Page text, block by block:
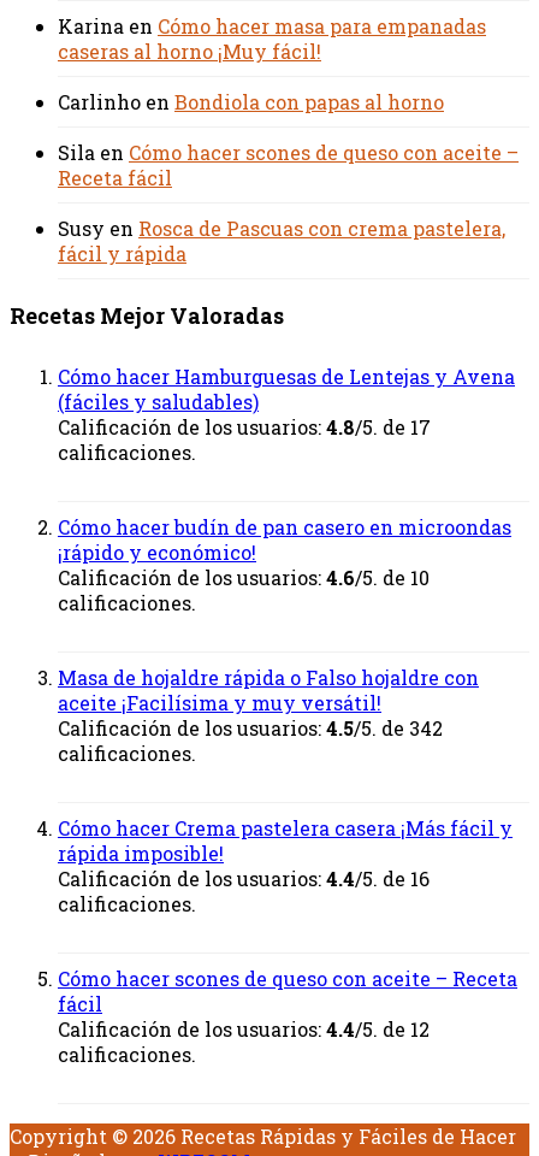
Karina en Cómo hacer masa para empanadas
caseras al horno ¡Muy fácil!
Carlinho en Bondiola con papas al horno
Sila en Cómo hacer scones de queso con aceite –
Receta fácil
Susy en Rosca de Pascuas con crema pastelera,
fácil y rápida
Recetas Mejor Valoradas
Cómo hacer Hamburguesas de Lentejas y Avena
(fáciles y saludables)
Calificación de los usuarios:4.8/5. de 17
calificaciones.
Cómo hacer budín de pan casero en microondas
¡rápido y económico!
Calificación de los usuarios:4.6/5. de 10
calificaciones.
Masa de hojaldre rápida o Falso hojaldre con
aceite ¡Facilísima y muy versátil!
Calificación de los usuarios:4.5/5. de 342
calificaciones.
Cómo hacer Crema pastelera casera ¡Más fácil y
rápida imposible!
Calificación de los usuarios:4.4/5. de 16
calificaciones.
Cómo hacer scones de queso con aceite – Receta
fácil
Calificación de los usuarios:4.4/5. de 12
calificaciones.
Copyright © 2026 Recetas Rápidas y Fáciles de Hacer